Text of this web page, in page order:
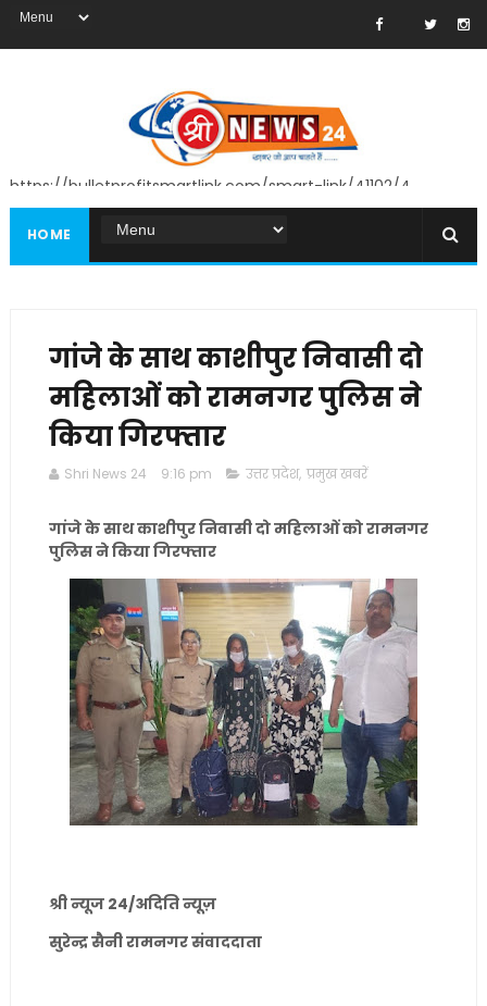
https://bulletprofitsmartlink.com/smart-link/41102/4
HOME
गांजे के साथ काशीपुर निवासी दो
महिलाओं को रामनगर पुलिस ने
किया गिरफ्तार
Shri News 24 9:16 pm उत्तर प्रदेश, प्रमुख खबरें
गांजे के साथ काशीपुर निवासी दो महिलाओं को रामनगर
पुलिस ने किया गिरफ्तार
श्री न्यूज 24/अदिति न्यूज़
सुरेन्द्र सैनी रामनगर संवाददाता